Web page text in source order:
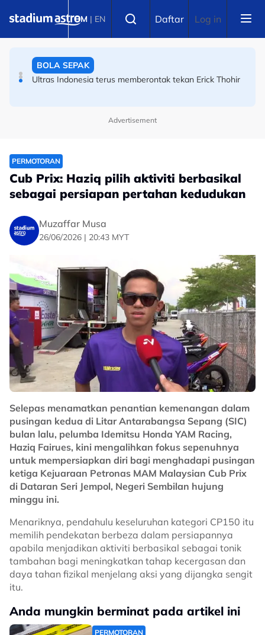
BM | EN Daftar Log in
Ultras Indonesia terus memberontak tekan Erick Thohir
Piala Hyundai ASEAN: Sejarah tercipta! Indonesia 30
tahun tanpa gelaran AFF!
Advertisement
PERMOTORAN
Cub Prix: Haziq pilih aktiviti berbasikal
sebagai persiapan pertahan kedudukan
Muzaffar Musa
26/06/2026 | 20:43 MYT
Selepas menamatkan penantian kemenangan dalam
pusingan kedua di Litar Antarabangsa Sepang (SIC)
bulan lalu, pelumba Idemitsu Honda YAM Racing,
Haziq Fairues, kini mengalihkan fokus sepenuhnya
untuk mempersiapkan diri bagi menghadapi pusingan
ketiga Kejuaraan Petronas MAM Malaysian Cub Prix
di Dataran Seri Jempol, Negeri Sembilan hujung
minggu ini.
Menariknya, pendahulu keseluruhan kategori CP150 itu
memilih pendekatan berbeza dalam persiapannya
apabila menjadikan aktiviti berbasikal sebagai tonik
tambahan bagi meningkatkan tahap kecergasan dan
daya tahan fizikal menjelang aksi yang dijangka sengit
itu.
Anda mungkin berminat pada artikel ini
PERMOTORAN